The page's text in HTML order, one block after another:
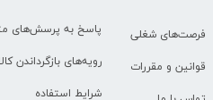
پاسخ به پرسش‌های
رویه‌های بازگرداندن
شرایط استفاده
فرصت‌های شغلی
قوانین و مقررات